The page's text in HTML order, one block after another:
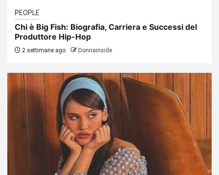
PEOPLE
Chi è Big Fish: Biografia, Carriera e Successi del
Produttore Hip-Hop
2 settimane ago Donnainside